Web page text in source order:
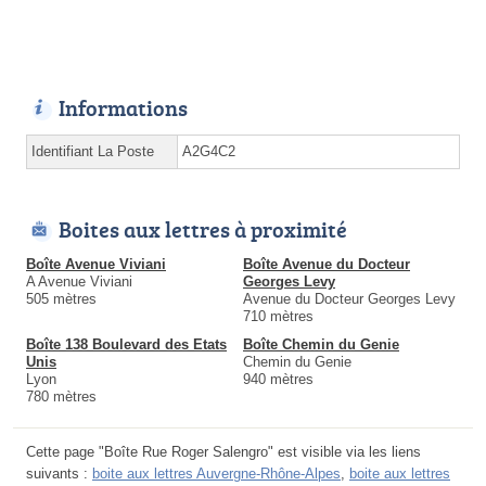
Informations
Identifiant La Poste A2G4C2
Boites aux lettres à proximité
Boîte Avenue Viviani
A Avenue Viviani
505 mètres
Boîte Avenue du Docteur
Georges Levy
Avenue du Docteur Georges Levy
710 mètres
Boîte 138 Boulevard des Etats
Unis
Lyon
780 mètres
Boîte Chemin du Genie
Chemin du Genie
940 mètres
Cette page "Boîte Rue Roger Salengro" est visible via les liens
suivants : boite aux lettres Auvergne-Rhône-Alpes, boite aux lettres